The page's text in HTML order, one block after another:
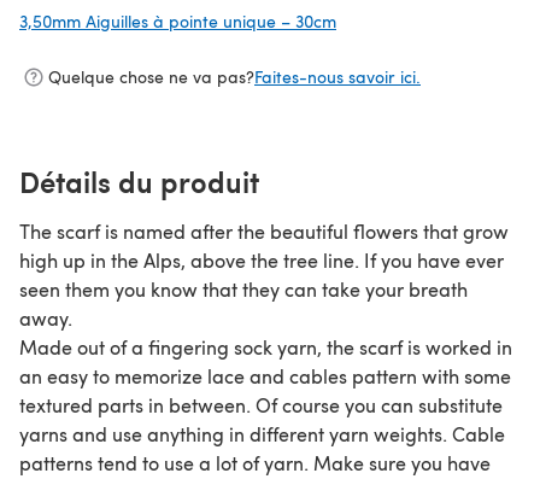
3,50mm Aiguilles à pointe unique – 30cm
Quelque chose ne va pas?Faites-nous savoir ici.
Détails du produit
The scarf is named after the beautiful flowers that grow
high up in the Alps, above the tree line. If you have ever
seen them you know that they can take your breath
away.
Made out of a fingering sock yarn, the scarf is worked in
an easy to memorize lace and cables pattern with some
textured parts in between. Of course you can substitute
yarns and use anything in different yarn weights. Cable
patterns tend to use a lot of yarn. Make sure you have